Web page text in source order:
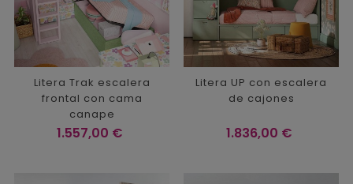
Litera Trak escalera
frontal con cama
canape
Precio
1.557,00 €
Litera UP con escalera
de cajones
Precio
1.836,00 €